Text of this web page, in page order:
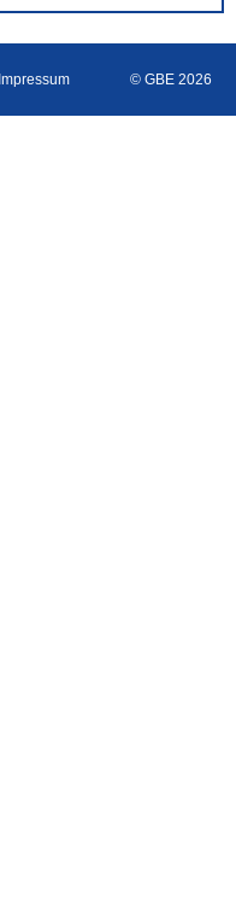
Impressum © GBE 2026